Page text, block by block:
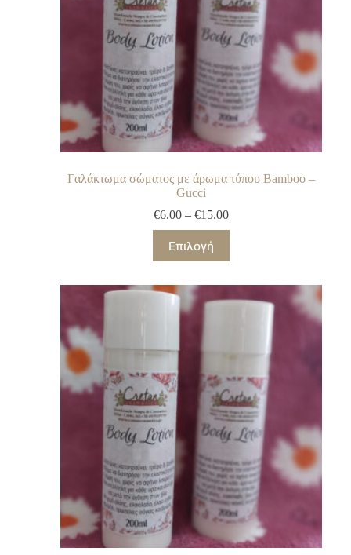
Γαλάκτωμα σώματος με άρωμα τύπου Bamboo –
Gucci
€6.00 – €15.00
Επιλογή